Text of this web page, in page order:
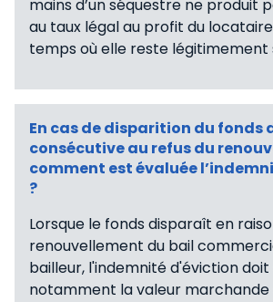
mains d’un séquestre ne produit
au taux légal au profit du
temps où elle reste légitimement
En cas de disparition du fonds
consécutive au refus du
comment est évaluée
?
Lorsque le fonds disparaît en
renouvellement du bail
bailleur, l'indemnité d'éviction
notamment la valeur marchande